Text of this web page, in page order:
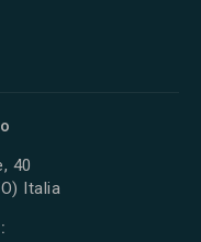
40
Italia